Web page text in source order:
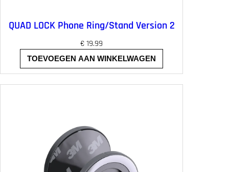
QUAD LOCK Phone Ring/Stand Version 2
€19.99
TOEVOEGEN AAN WINKELWAGEN